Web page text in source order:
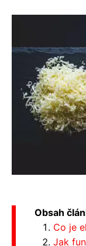
Obsah
Co je
Jak